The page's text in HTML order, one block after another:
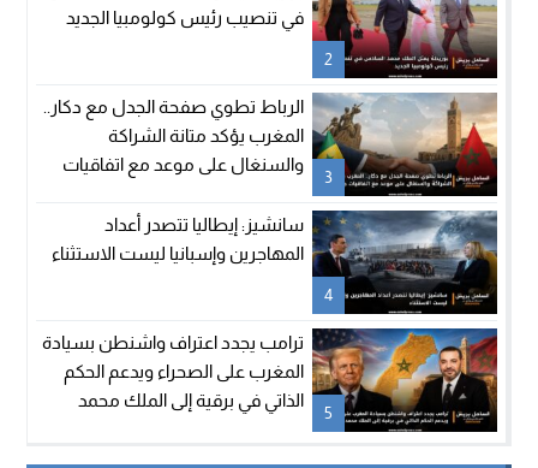
2
في تنصيب رئيس كولومبيا الجديد
3
الرباط تطوي صفحة الجدل مع دكار..
المغرب يؤكد متانة الشراكة
والسنغال على موعد مع اتفاقيات
4
سانشيز: إيطاليا تتصدر أعداد
المهاجرين وإسبانيا ليست الاستثناء
5
ترامب يجدد اعتراف واشنطن بسيادة
المغرب على الصحراء ويدعم الحكم
الذاتي في برقية إلى الملك محمد